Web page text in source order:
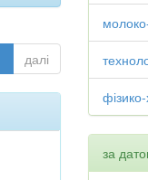
далі
фізико-
за